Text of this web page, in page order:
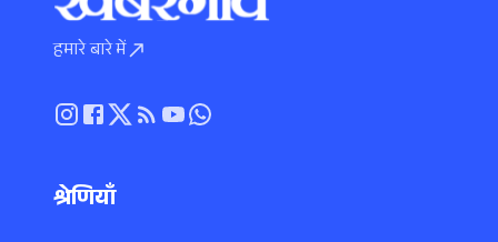
हमारे बारे में
श्रेणियाँ